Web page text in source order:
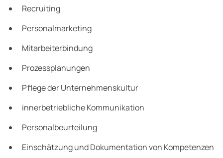
Recruiting
Personalmarketing
Mitarbeiterbindung
Prozessplanungen
Pflege der Unternehmenskultur
innerbetriebliche Kommunikation
Personalbeurteilung
Einschätzung und Dokumentation von Kompetenzen